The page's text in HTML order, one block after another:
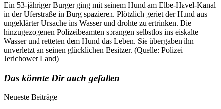
Ein 53-jähriger Burger ging mit seinem Hund am Elbe-Havel-Kanal
in der Uferstraße in Burg spazieren. Plötzlich geriet der Hund aus
ungeklärter Ursache ins Wasser und drohte zu ertrinken. Die
hinzugezogenen Polizeibeamten sprangen selbstlos ins eiskalte
Wasser und retteten dem Hund das Leben. Sie übergaben ihn
unverletzt an seinen glücklichen Besitzer. (Quelle: Polizei
Jerichower Land)
Das könnte Dir auch gefallen
Neueste Beiträge